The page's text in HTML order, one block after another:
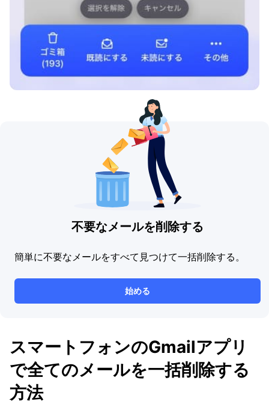
不要なメールを削除する
簡単に不要なメールをすべて見つけて一括削除する。
始める
スマートフォンのGmailアプリ
で全てのメールを一括削除する
方法